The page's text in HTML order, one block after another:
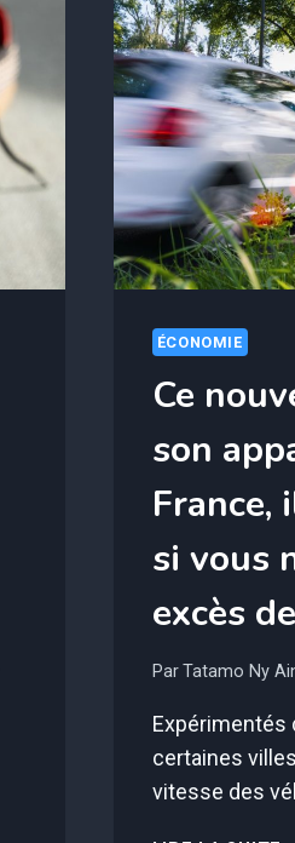
ÉCONOMIE
Ce
son
France,
si vous
excès
ParTatamo Ny
Expérimentés
certaines
vitesse des